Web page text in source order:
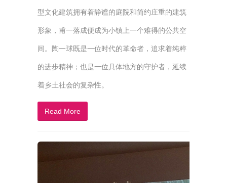
型文化建筑拥有着静谧的庭院和简约庄重的建筑
形象，甫一落成便成为小镇上一个难得的公共空
间。陶一球既是一位时代的革命者，追求着纯粹
的进步精神；也是一位具体地方的守护者，延续
着乡土社会的复杂性。
Read More